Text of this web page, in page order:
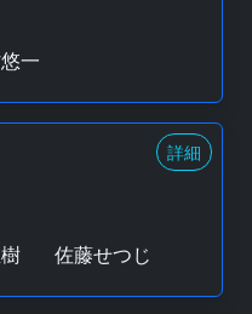
一
詳細
佐藤せつじ